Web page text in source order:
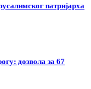
патријарха
дозвола за 67